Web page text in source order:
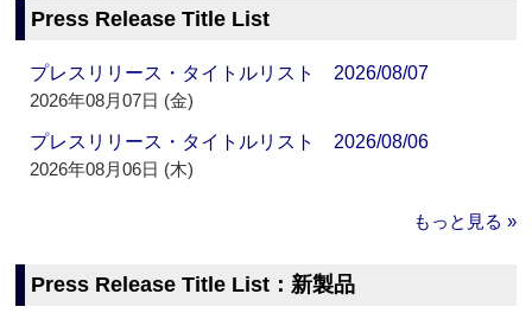
Press Release Title List
プレスリリース・タイトルリスト 2026/08/07
2026年08月07日 (金)
プレスリリース・タイトルリスト 2026/08/06
2026年08月06日 (木)
もっと見る »
Press Release Title List：新製品